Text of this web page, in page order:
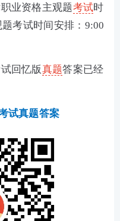
业资格主观题考试时
题考试时间安排：9:00
回忆版真题答案已经
试真题答案